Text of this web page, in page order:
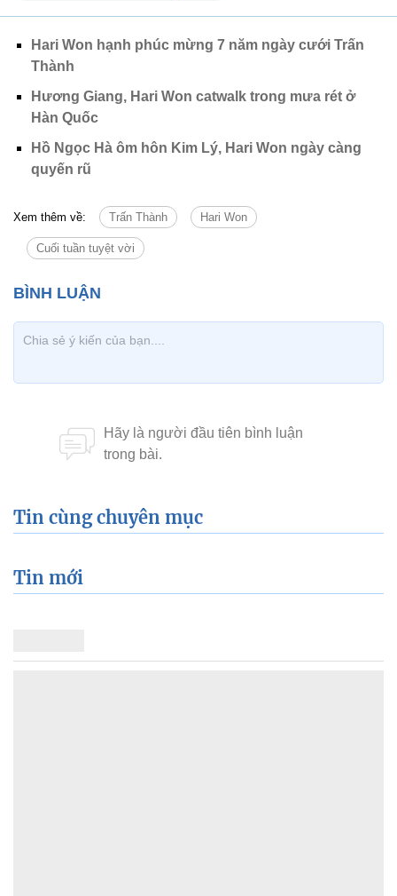
Hari Won hạnh phúc mừng 7 năm ngày cưới Trấn
Thành
Hương Giang, Hari Won catwalk trong mưa rét ở
Hàn Quốc
Hồ Ngọc Hà ôm hôn Kim Lý, Hari Won ngày càng
quyến rũ
Xem thêm về: Trấn Thành Hari Won
Cuối tuần tuyệt vời
Tin cùng chuyên mục
Tin mới